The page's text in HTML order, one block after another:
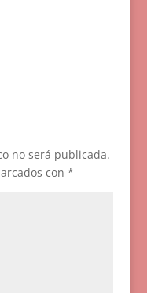
no será publicada.
con *